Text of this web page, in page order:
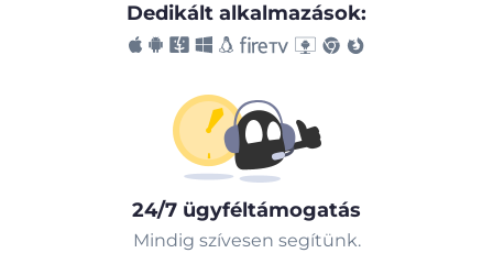
Dedikált alkalmazások:
24/7 ügyféltámogatás
Mindig szívesen segítünk.